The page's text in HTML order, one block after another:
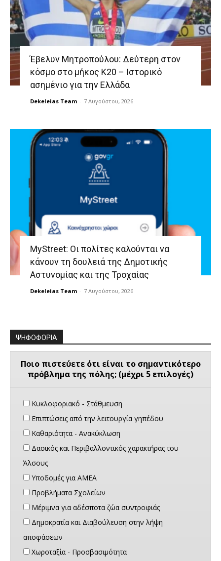
Έβελυν Μητροπούλου: Δεύτερη στον
κόσμο στο μήκος Κ20 – Ιστορικό
ασημένιο για την Ελλάδα
Dekeleias Team - 7 Αυγούστου, 2026
MyStreet: Οι πολίτες καλούνται να
κάνουν τη δουλειά της Δημοτικής
Αστυνομίας και της Τροχαίας
Dekeleias Team - 7 Αυγούστου, 2026
ΨΗΦΟΦΟΡΙΑ
Ποιο πιστεύετε ότι είναι το σημαντικότερο
πρόβλημα της πόλης; (μέχρι 5 επιλογές)
Κυκλοφοριακό - Στάθμευση
Επιπτώσεις από την λειτουργία γηπέδου
Καθαριότητα - Ανακύκλωση
Δασικός και Περιβαλλοντικός χαρακτήρας του
Άλσους
Υποδομές για ΑΜΕΑ
Προβλήματα Σχολείων
Μέριμνα για αδέσποτα ζώα συντροφιάς
Δημοκρατία και Διαβούλευση στην λήψη
αποφάσεων
Χωροταξία - Προσβασιμότητα